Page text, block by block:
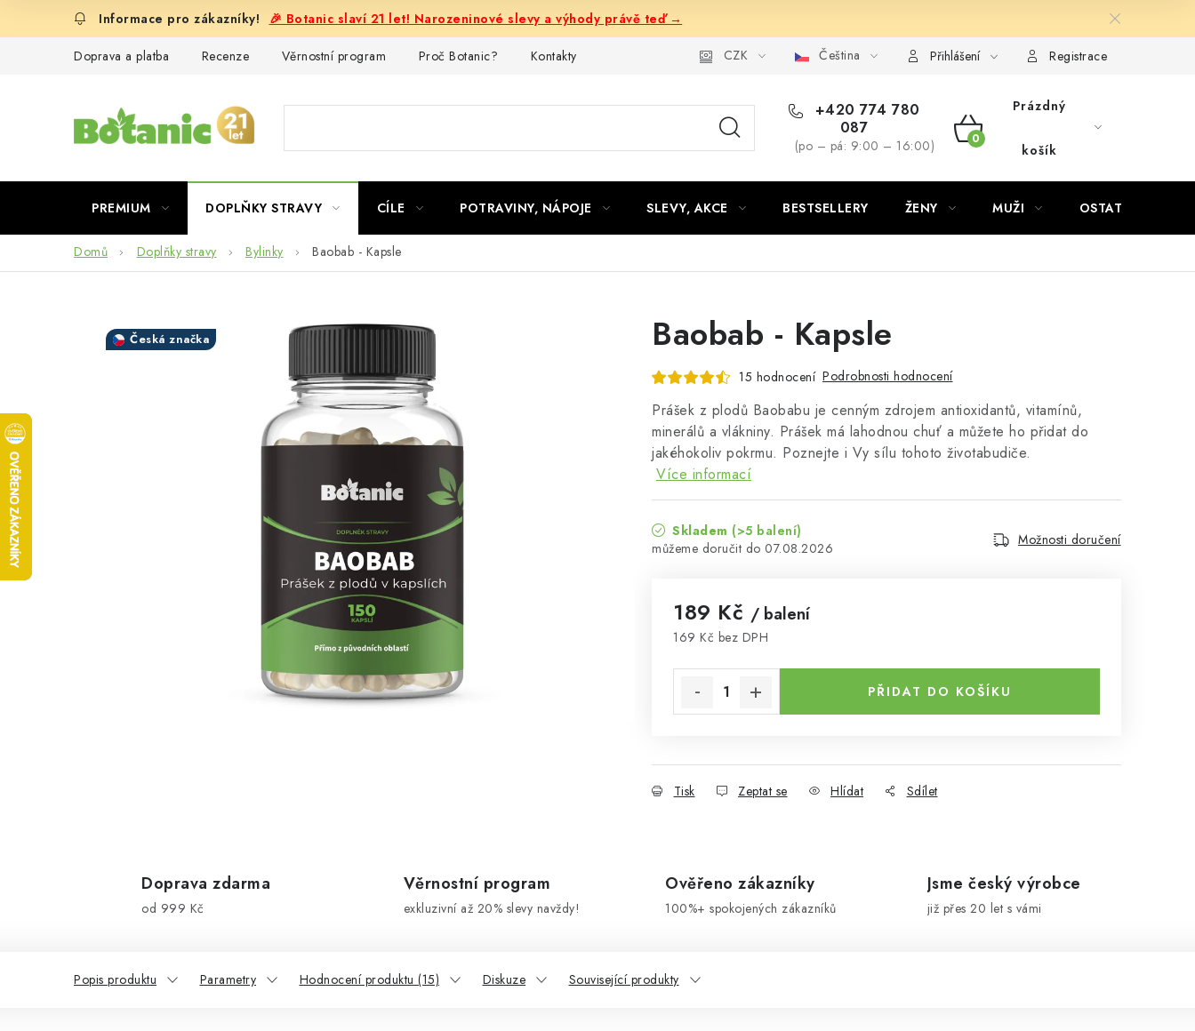
🎉 Botanic slaví 21 let! Narozeninové slevy a výhody právě teď →
Doprava a platba Recenze Věrnostní program Proč Botanic? Kontakty CZK Čeština Přihlášení Registrace
+420 774 780
087
(po – pá: 9:00 – 16:00)
NÁKUPNÍ
Prázdný
košík
PREMIUM DOPLŇKY STRAVY CÍLE POTRAVINY, NÁPOJE SLEVY, AKCE BESTSELLERY ŽENY MUŽI OSTATNÍ
Domů Doplňky stravy Bylinky Baobab - Kapsle
Baobab - Kapsle
15 hodnocení Podrobnosti hodnocení
Prášek z plodů Baobabu je cenným zdrojem antioxidantů, vitamínů,
minerálů a vlákniny. Prášek má lahodnou chuť a můžete ho přidat do
jakéhokoliv pokrmu. Poznejte i Vy sílu tohoto životabudiče.
Více informací
Skladem (>5 balení)
07.08.2026
Možnosti doručení
189 Kč / balení
169 Kč bez DPH
PŘIDAT DO KOŠÍKU
Tisk Zeptat se Hlídat Sdílet
Česká značka
Doprava zdarma
od 999 Kč
Věrnostní program
exkluzivní až 20% slevy navždy!
Ověřeno zákazníky
100%+ spokojených zákazníků
Jsme český výrobce
již přes 20 let s vámi
Popis produktu Parametry Hodnocení produktu (15) Diskuze Související produkty